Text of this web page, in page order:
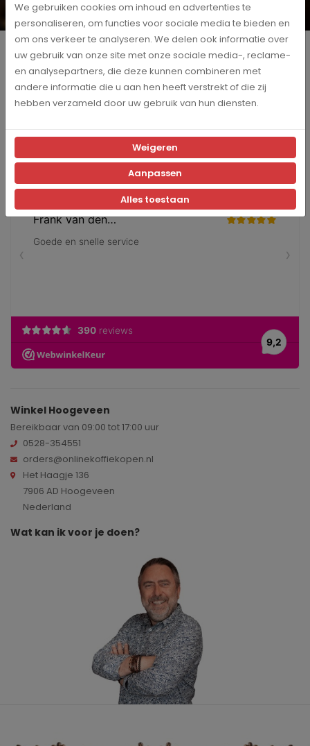
Ja, ik schrijf me in voor de maandelijkse marketingpromoties
Producten
Klantenservice
Winkel Hoogeveen
Bereikbaar van 09:00 tot 17:00 uur
0528-354551
orders@onlinekoffiekopen.nl
Het Haagje 136
7906 AD Hoogeveen
Nederland
Wat kan ik voor je doen?
We gebruiken cookies om inhoud en advertenties te
personaliseren, om functies voor sociale media te bieden en
om ons verkeer te analyseren. We delen ook informatie over
uw gebruik van onze site met onze sociale media-, reclame-
en analysepartners, die deze kunnen combineren met
andere informatie die u aan hen heeft verstrekt of die zij
hebben verzameld door uw gebruik van hun diensten.
Weigeren
Aanpassen
Alles toestaan